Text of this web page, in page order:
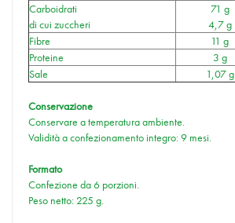
Carboidrati
di cui zuccheri
71 g
4,7 g
Fibre
11 g
Proteine
3 g
Sale
1,07 g
Conservazione
Conservare a temperatura ambiente.
Validità a confezionamento integro: 9 mesi.
Formato
Confezione da 6 porzioni.
Peso netto: 225 g.